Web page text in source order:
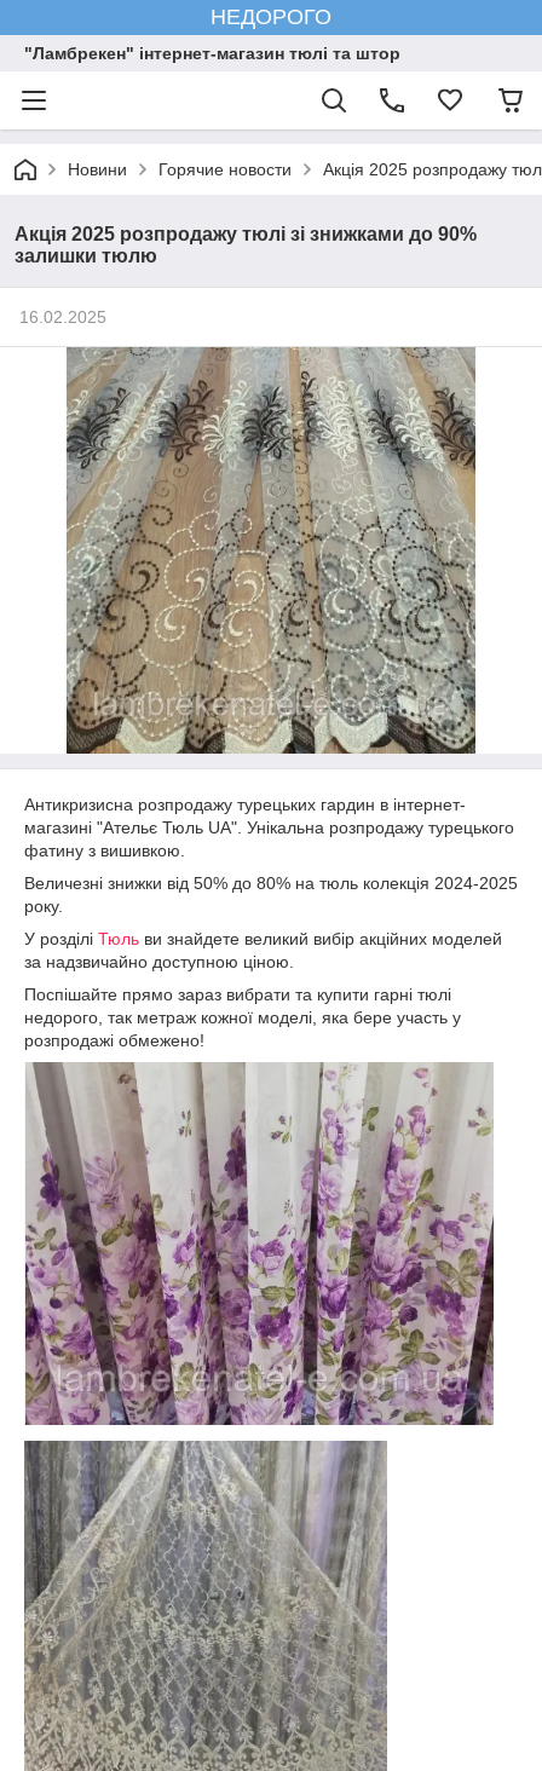
НЕДОРОГО
"Ламбрекен" інтернет-магазин тюлі та штор
Новини Горячие новости Акція 2025 розпродажу
Акція 2025 розпродажу тюлі зі знижками до 90%
залишки тюлю
16.02.2025
Антикризисна розпродажу турецьких гардин в інтернет-
магазині "Ательє Тюль UA". Унікальна розпродажу турецького
фатину з вишивкою.
Величезні знижки від 50% до 80% на тюль колекція 2024-2025
року.
У розділі Тюль ви знайдете великий вибір акційних моделей
за надзвичайно доступною ціною.
Поспішайте прямо зараз вибрати та купити гарні тюлі
недорого, так метраж кожної моделі, яка бере участь у
розпродажі обмежено!